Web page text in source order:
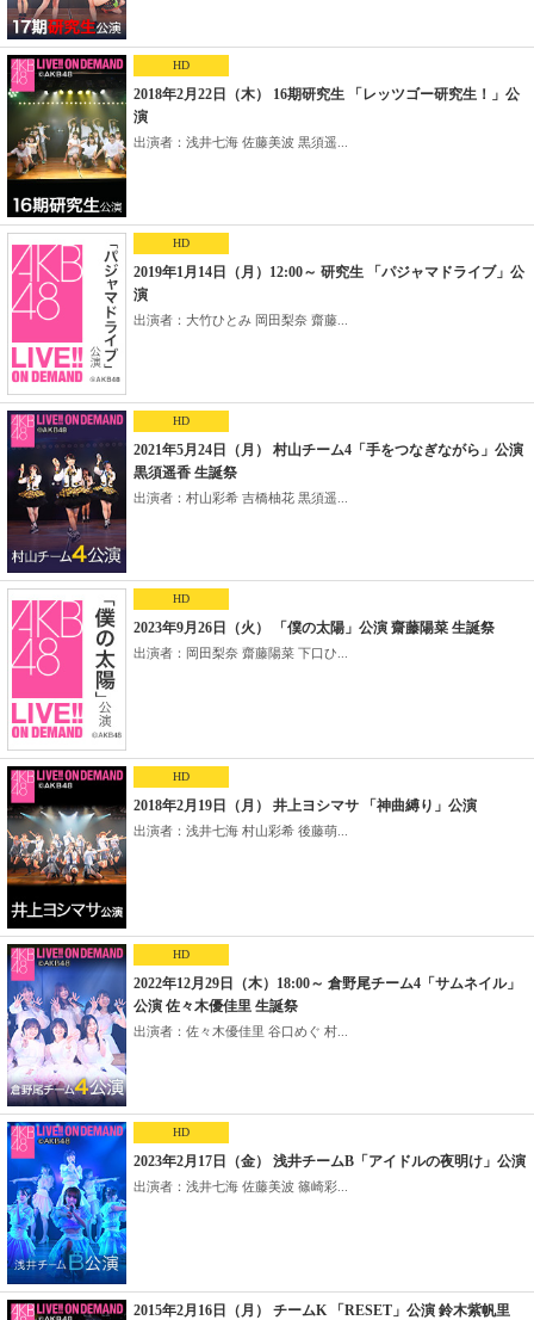
HD
2018年2月22日（木） 16期研究生 「レッツゴー研究生！」公
演
出演者：浅井七海 佐藤美波 黒須遥...
HD
2019年1月14日（月）12:00～ 研究生 「パジャマドライブ」公
演
出演者：大竹ひとみ 岡田梨奈 齋藤...
HD
2021年5月24日（月） 村山チーム4「手をつなぎながら」公演
黒須遥香 生誕祭
出演者：村山彩希 吉橋柚花 黒須遥...
HD
2023年9月26日（火） 「僕の太陽」公演 齋藤陽菜 生誕祭
出演者：岡田梨奈 齋藤陽菜 下口ひ...
HD
2018年2月19日（月） 井上ヨシマサ 「神曲縛り」公演
出演者：浅井七海 村山彩希 後藤萌...
HD
2022年12月29日（木）18:00～ 倉野尾チーム4「サムネイル」
公演 佐々木優佳里 生誕祭
出演者：佐々木優佳里 谷口めぐ 村...
HD
2023年2月17日（金） 浅井チームB「アイドルの夜明け」公演
出演者：浅井七海 佐藤美波 篠崎彩...
2015年2月16日（月） チームK 「RESET」公演 鈴木紫帆里